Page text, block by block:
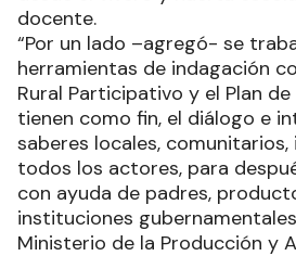
docente.
“Por un lado –agregó- se
herramientas de indagación
Rural Participativo y el Plan de
tienen como fin, el diálogo e
saberes locales,
todos los actores, para
con ayuda de padres,
instituciones
Ministerio de la Producción y